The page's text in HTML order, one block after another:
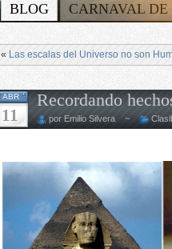
BLOG CARNAVAL DE
« Las escalas del Universo no son
ABR
11
Recordando
por Emilio Silvera ~